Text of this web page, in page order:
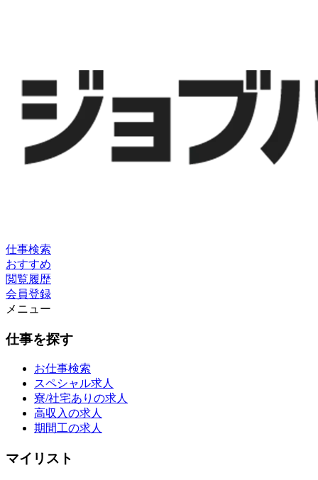
仕事検索
おすすめ
閲覧履歴
会員登録
メニュー
仕事を探す
お仕事検索
スペシャル求人
寮/社宅ありの求人
高収入の求人
期間工の求人
マイリスト